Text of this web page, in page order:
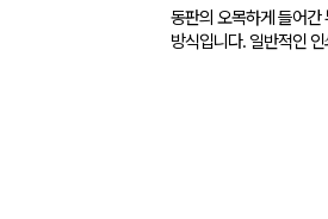
동판의 오목하게 들어간
방식입니다. 일반적인